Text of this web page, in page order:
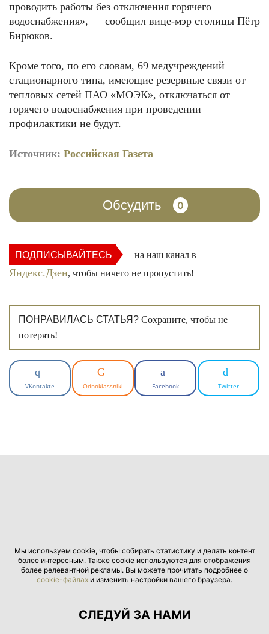
проводить работы без отключения горячего
водоснабжения», — сообщил вице-мэр столицы Пётр
Бирюков.
Кроме того, по его словам, 69 медучреждений
стационарного типа, имеющие резервные связи от
тепловых сетей ПАО «МОЭК», отключаться от
горячего водоснабжения при проведении
профилактики не будут.
Источник: Российская Газета
Обсудить 0
ПОДПИСЫВАЙТЕСЬ на наш канал в
Яндекс.Дзен, чтобы ничего не пропустить!
ПОНРАВИЛАСЬ СТАТЬЯ? Сохраните, чтобы не
потерять!
VKontakte Odnoklassniki Facebook Twitter
Мы используем cookie, чтобы собирать статистику и делать контент
более интересным. Также cookie используются для отображения
более релевантной рекламы. Вы можете прочитать подробнее о
cookie-файлах и изменить настройки вашего браузера.
СЛЕДУЙ ЗА НАМИ